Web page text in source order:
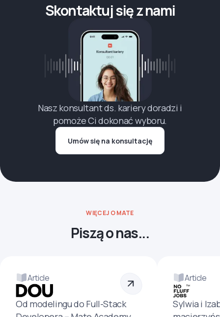
Skontaktuj się z nami
Nasz konsultant ds. kariery doradzi i
pomoże Ci dokonać wyboru.
Umów się na konsultację
WIĘCEJ O MATE
Piszą o nas...
Article
Od modelingu do Full-Stack
Article
Sylwia i